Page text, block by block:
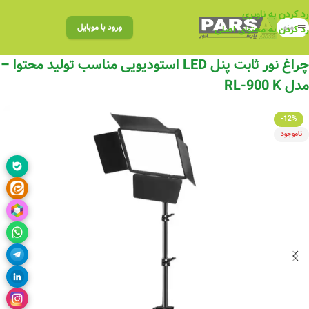
رد کردن به ناوبری
رد کردن به محتوای اصلی
منو ورود با موبایل
چراغ نور ثابت پنل LED استودیویی مناسب تولید محتوا –
مدل RL-900 K
-12%
ناموجود